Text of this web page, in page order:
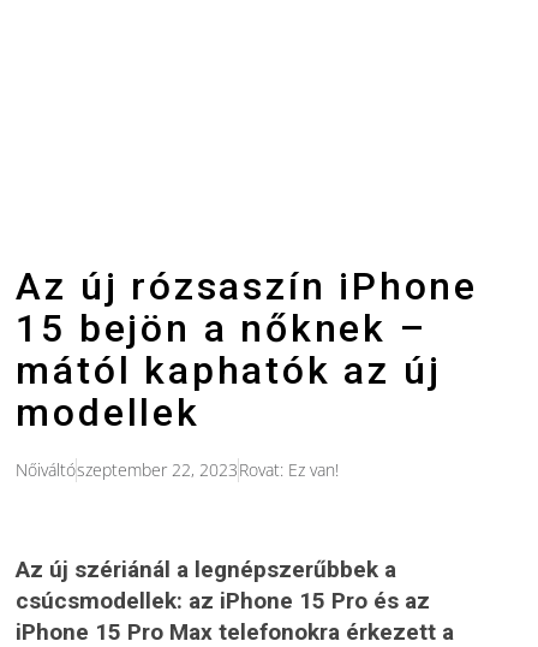
Az új rózsaszín iPhone
15 bejön a nőknek –
mától kaphatók az új
modellek
Nőiváltószeptember 22, 2023Rovat: Ez van!
Az új szériánál a legnépszerűbbek a
csúcsmodellek: az iPhone 15 Pro és az
iPhone 15 Pro Max telefonokra érkezett a